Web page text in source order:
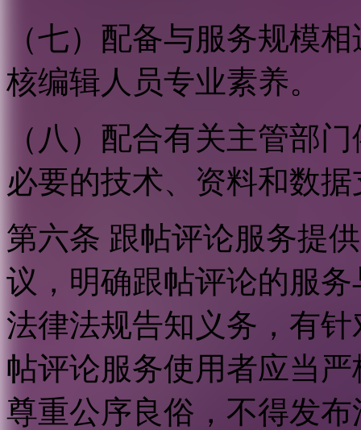
（七）配备与服务规模
核编辑人员专业素养。
（八）配合有关主管部
必要的技术、资料和数
第六条 跟帖评论服务提
议，明确跟帖评论的服
法律法规告知义务，有
帖评论服务使用者应当
尊重公序良俗，不得发